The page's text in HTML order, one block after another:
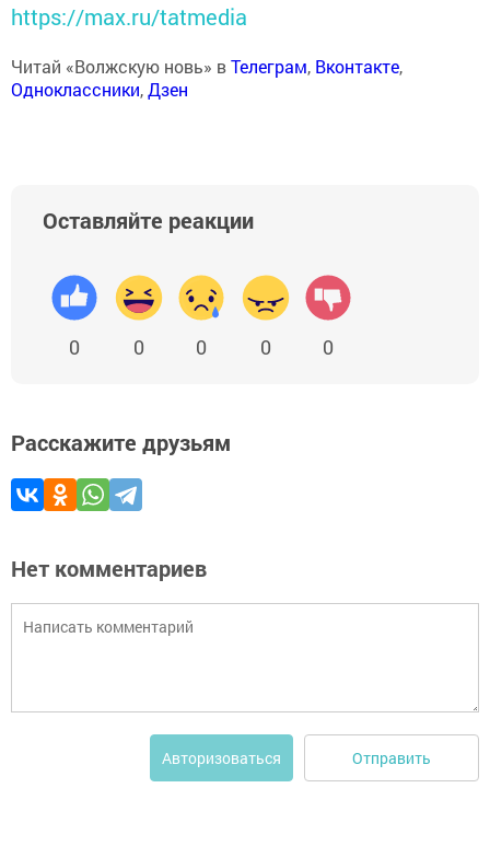
https://max.ru/tatmedia
Читай «Волжскую новь» вТелеграм, Вконтакте,
Одноклассники,Дзен
Оставляйте реакции
0 0 0 0 0
Расскажите друзьям
Нет комментариев
Авторизоваться Отправить